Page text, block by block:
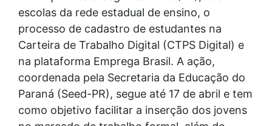
escolas da rede estadual de ensino, o
processo de cadastro de estudantes na
Carteira de Trabalho Digital (CTPS Digital) e
na plataforma Emprega Brasil. A ação,
coordenada pela Secretaria da Educação do
Paraná (Seed-PR), segue até 17 de abril e tem
como objetivo facilitar a inserção dos jovens